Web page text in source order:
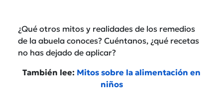
¿Qué otros mitos y realidades de los remedios
de la abuela conoces? Cuéntanos, ¿qué recetas
no has dejado de aplicar?
También lee: Mitos sobre la alimentación en
niños